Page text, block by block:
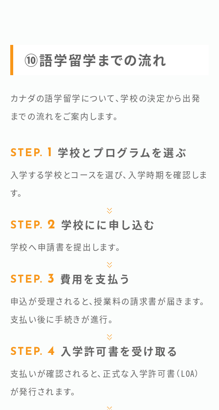
⑩語学留学までの流れ
カナダの語学留学について、学校の決定から出発
までの流れをご案内します。
学校とプログラムを選ぶ
入学する学校とコースを選び、入学時期を確認しま
す。
学校にに申し込む
学校へ申請書を提出します。
費用を支払う
申込が受理されると、授業料の請求書が届きます。
支払い後に手続きが進行。
入学許可書を受け取る
支払いが確認されると、正式な入学許可書（LOA）
が発行されます。